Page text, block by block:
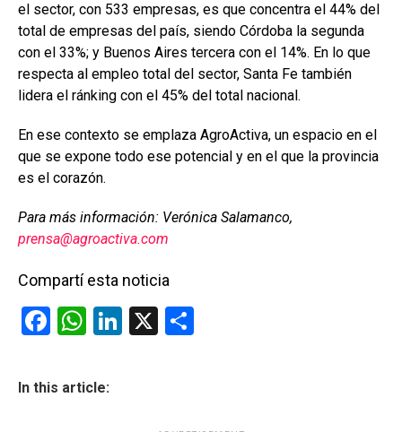
el sector, con 533 empresas, es que concentra el 44% del
total de empresas del país, siendo Córdoba la segunda
con el 33%; y Buenos Aires tercera con el 14%. En lo que
respecta al empleo total del sector, Santa Fe también
lidera el ránking con el 45% del total nacional.
En ese contexto se emplaza AgroActiva, un espacio en el
que se expone todo ese potencial y en el que la provincia
es el corazón.
Para más información: Verónica Salamanco,
prensa@agroactiva.com
Compartí esta noticia
F
ce
W
at
Li
X
In this article: